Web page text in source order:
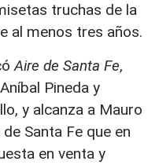
truchas de la
al menos tres años.
Aire de Santa Fe,
Pineda y
y alcanza a Mauro
Santa Fe que en
en venta y